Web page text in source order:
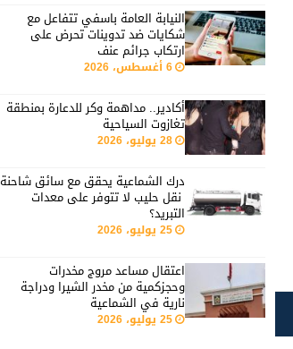
النيابة العامة باسفي تتفاعل مع
شكايات ضد تدوينات تحرض على
ارتكاب جرائم عنف
6 أغسطس، 2026
أكادير.. مداهمة وكر للدعارة بمنطقة
تغازوت السياحية
28 يوليو، 2026
درك الشماعية يحقق مع سائق شاحنة
نقل حليب لا تتوفر على معدات
التبريد؟
25 يوليو، 2026
اعتقال مساعد مروج مخدرات
وحجزكمية من مخدر الشيرا ودراجة
نارية في الشماعية
25 يوليو، 2026